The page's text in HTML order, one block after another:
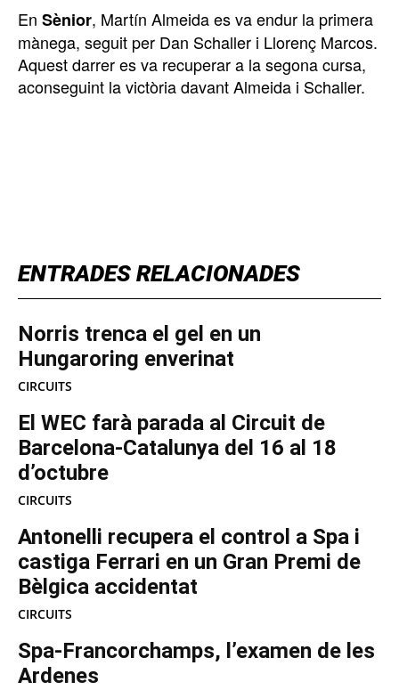
ENTRADES RELACIONADES
Norris trenca el gel en un
Hungaroring enverinat
CIRCUITS
El WEC farà parada al Circuit de
Barcelona-Catalunya del 16 al 18
d’octubre
CIRCUITS
Antonelli recupera el control a Spa i
castiga Ferrari en un Gran Premi de
Bèlgica accidentat
CIRCUITS
Spa-Francorchamps, l’examen de les
Ardenes
En Sènior, Martín Almeida es va endur la primera
mànega, seguit per Dan Schaller i Llorenç Marcos.
Aquest darrer es va recuperar a la segona cursa,
aconseguint la victòria davant Almeida i Schaller.